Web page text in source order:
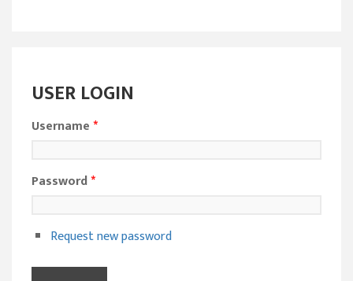
USER LOGIN
Username*
Password*
Request new password